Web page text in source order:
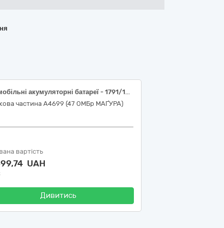
Автомобільні акумуляторні батареї - 1791/13551-в
частина А4699 (47 ОМБр МАҐУРА)
вартість
UAH
Дивитись